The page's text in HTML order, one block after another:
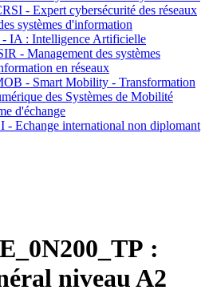
- Expert cybersécurité des réseaux
systèmes d'information
IA : Intelligence Artificielle
- Management des systèmes
en réseaux
- Smart Mobility - Transformation
des Systèmes de Mobilité
d'échange
- Echange international non diplomant
:
niveau A2